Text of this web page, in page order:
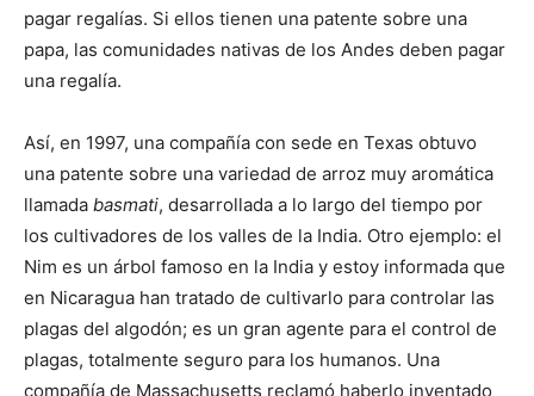
pagar regalías. Si ellos tienen una patente sobre una
papa, las comunidades nativas de los Andes deben pagar
una regalía.
Así, en 1997, una compañía con sede en Texas obtuvo
una patente sobre una variedad de arroz muy aromática
llamada basmati, desarrollada a lo largo del tiempo por
los cultivadores de los valles de la India. Otro ejemplo: el
Nim es un árbol famoso en la India y estoy informada que
en Nicaragua han tratado de cultivarlo para controlar las
plagas del algodón; es un gran agente para el control de
plagas, totalmente seguro para los humanos. Una
compañía de Massachusetts reclamó haberlo inventado